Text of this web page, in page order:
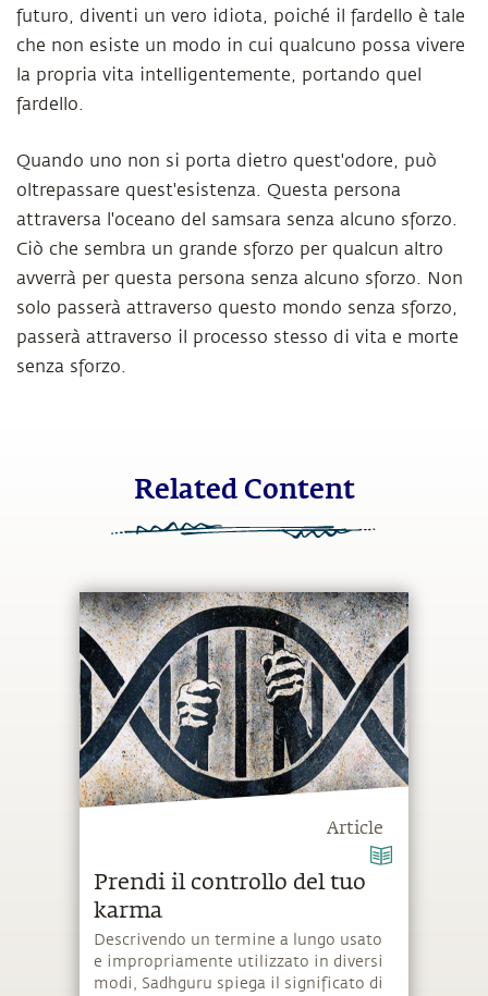
futuro, diventi un vero idiota, poiché il fardello è tale
che non esiste un modo in cui qualcuno possa vivere
la propria vita intelligentemente, portando quel
fardello.
Quando uno non si porta dietro quest'odore, può
oltrepassare quest'esistenza. Questa persona
attraversa l'oceano del samsara senza alcuno sforzo.
Ciò che sembra un grande sforzo per qualcun altro
avverrà per questa persona senza alcuno sforzo. Non
solo passerà attraverso questo mondo senza sforzo,
passerà attraverso il processo stesso di vita e morte
senza sforzo.
Related Content
Article
Prendi il controllo del tuo
karma
Descrivendo un termine a lungo usato
e impropriamente utilizzato in diversi
modi, Sadhguru spiega il significato di